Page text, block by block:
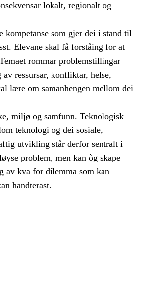
lokalt, regionalt og
kompetanse som gjer dei i stand til
Elevane skal få forståing for at
rommar problemstillingar
ressursar, konfliktar, helse,
lære om samanhengen mellom dei
miljø og samfunn. Teknologisk
teknologi og dei sosiale,
utvikling står derfor sentralt i
problem, men kan òg skape
av kva for dilemma som kan
handterast.